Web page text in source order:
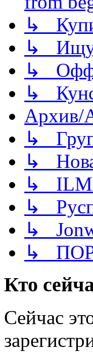
↳
↳ Ищу
↳
↳
Архив/
↳
↳
↳
↳
↳
↳
Кто
Сейчас